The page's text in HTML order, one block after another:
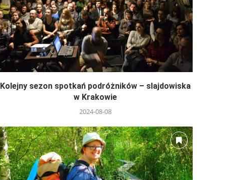
Kolejny sezon spotkań podróżników – slajdowiska
w Krakowie
2024-08-08